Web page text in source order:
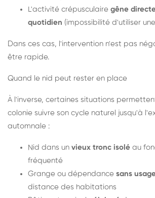
L'activité crépusculaire gêne
quotidien (impossibilité d'utiliser
Dans ces cas, l'intervention n'est pas
être rapide.
Quand le nid peut rester en place
À l'inverse, certaines situations
colonie suivre son cycle naturel jusqu'à
automnale :
Nid dans un vieux tronc isolé au
fréquenté
Grange ou dépendance sans
distance des habitations